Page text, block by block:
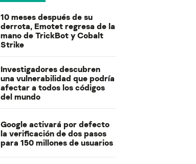
10 meses después de su
derrota, Emotet regresa de la
mano de TrickBot y Cobalt
Strike
Investigadores descubren
una vulnerabilidad que podría
afectar a todos los códigos
del mundo
Google activará por defecto
la verificación de dos pasos
para 150 millones de usuarios